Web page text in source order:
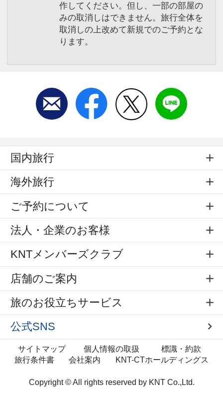
作してください。但し、一部の部屋の
みの取消しはできません。旅行全体を
取消しの上改めて新規でのご予約とな
ります。
国内旅行
海外旅行
ご予約について
法人・企業のお客様
KNTメンバーズクラブ
店舗のご案内
旅のお役立ちサービス
公式SNS
サイトマップ 個人情報の取扱
標識・約款
旅行条件書
会社案内 KNT-CTホールディングス
Copyright © All rights reserved by KNT Co.,Ltd.